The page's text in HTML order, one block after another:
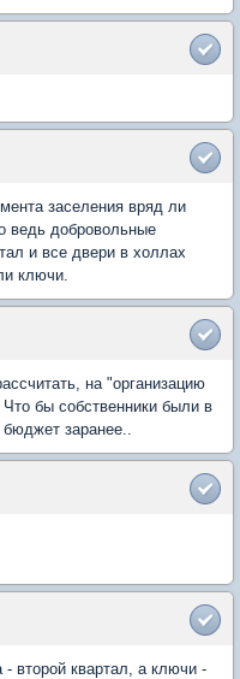
заселения вряд ли
ведь добровольные
и все двери в холлах
ключи.
на "организацию
бы собственники были в
заранее..
- второй квартал, а ключи -